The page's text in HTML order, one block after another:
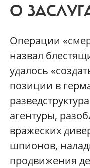
О
Операции
назвал
удалось
позиции в
агентуры,
вражеских
шпионов,
продвижения